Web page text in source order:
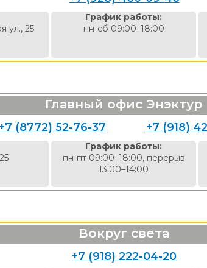
ул., 25
График работы:
пн-сб 09:00–18:00
Главный офис Энэктур
+7 (8772) 52-76-37 +7 (918)
График работы:
пн-пт 09:00–18:00, перерыв
13:00–14:00
Вокруг света
+7 (918) 222-04-20